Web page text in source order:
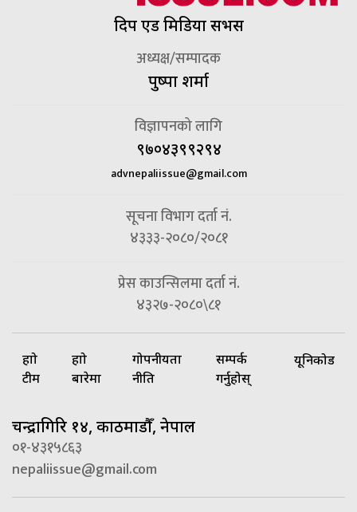
दिप एड मिडिया सर्भिस
अध्यक्ष/सम्पादक
पुष्पा शर्मा
विज्ञापनको लागि
९७०४३९९२९४
advnepaliissue@gmail.com
सूचना विभाग दर्ता नं.
४३३३-२०८०/२०८१
प्रेस काउन्सिलमा दर्ता नं.
४३२७-२०८०\८१
हाम्रो
टीम
हाम्रो
बारेमा
गोपनीयता
नीति
सम्पर्क
गर्नुहोस्
यूनिकोड
चन्द्रागिरि १४, काठमाडौँ, नेपाल
०१-४३१५८६३
nepaliissue@gmail.com